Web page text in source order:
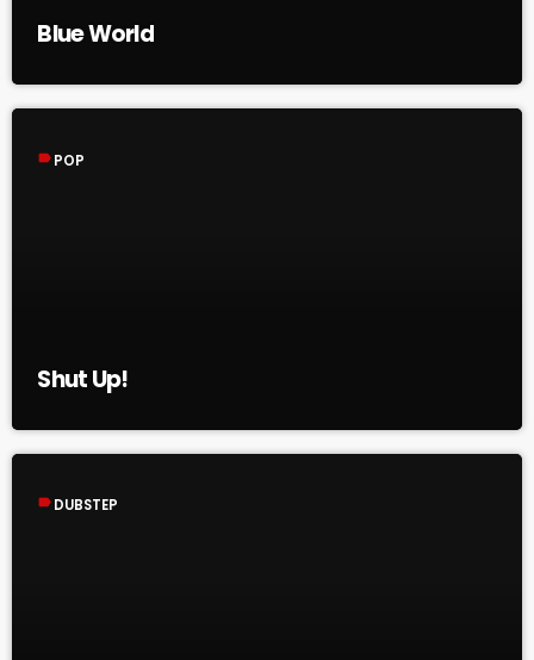
Blue World
label POP
Shut Up!
label DUBSTEP